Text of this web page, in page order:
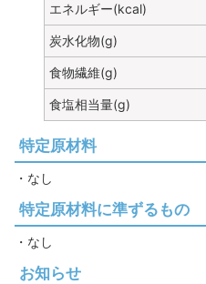
エネルギー(kcal)
炭水化物(g)
食物繊維(g)
食塩相当量(g)
特定原材料
・なし
特定原材料に準ずるもの
・なし
お知らせ